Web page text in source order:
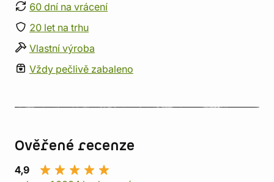
60 dní na vrácení
20 let na trhu
Vlastní výroba
Vždy pečlivě zabaleno
Ověřené recenze
4,9